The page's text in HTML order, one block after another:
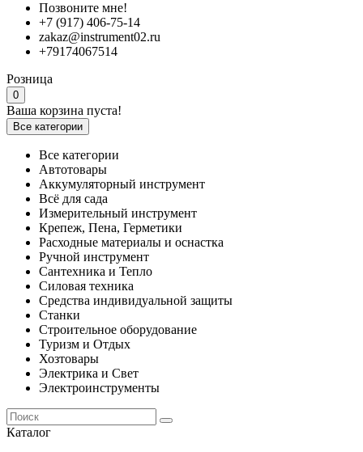
Позвоните мне!
+7 (917) 406-75-14
zakaz@instrument02.ru
+79174067514
Розница
0
Ваша корзина пуста!
Все категории
Все категории
Автотовары
Аккумуляторный инструмент
Всё для сада
Измерительный инструмент
Крепеж, Пена, Герметики
Расходные материалы и оснастка
Ручной инструмент
Сантехника и Тепло
Силовая техника
Средства индивидуальной защиты
Станки
Строительное оборудование
Туризм и Отдых
Хозтовары
Электрика и Свет
Электроинструменты
Каталог